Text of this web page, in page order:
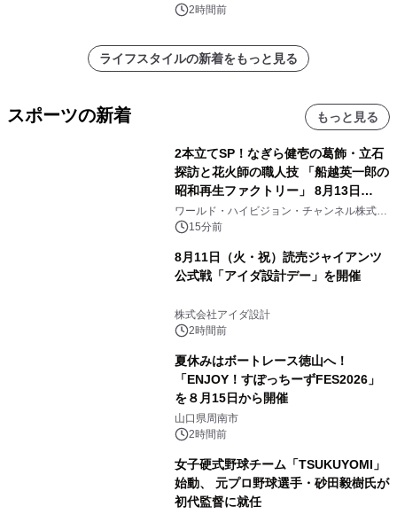
方式」を紹介
2時間前
ライフスタイルの新着をもっと見る
スポーツの新着 もっと見る
2本立てSP！なぎら健壱の葛飾・立石
探訪と花火師の職人技 「船越英一郎の
昭和再生ファクトリー」 8月13日
（木）よる9時～ BS12 トゥエルビで
放送
ワールド・ハイビジョン・チャンネル株式会
社 15分前
8月11日（火・祝）読売ジャイアンツ
公式戦「アイダ設計デー」を開催
株式会社アイダ設計
2時間前
夏休みはボートレース徳山へ！
「ENJOY！すぽっちーずFES2026」
を８月15日から開催
山口県周南市
2時間前
女子硬式野球チーム「TSUKUYOMI」
始動、 元プロ野球選手・砂田毅樹氏が
初代監督に就任